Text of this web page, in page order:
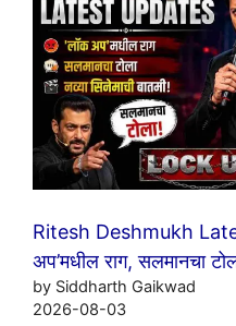
Ritesh Deshmukh
अप’मधील राग, सलमानचा
by Siddharth Gaikwad
2026-08-03